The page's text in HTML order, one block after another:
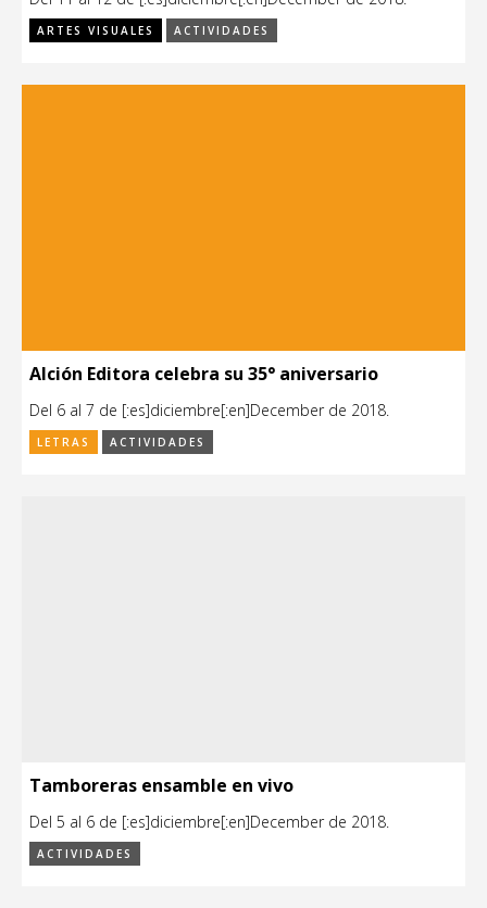
ARTES VISUALES ACTIVIDADES
Alción Editora celebra su 35° aniversario
Del 6 al 7 de [:es]diciembre[:en]December de 2018.
LETRAS ACTIVIDADES
Tamboreras ensamble en vivo
Del 5 al 6 de [:es]diciembre[:en]December de 2018.
ACTIVIDADES